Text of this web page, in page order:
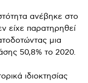
ανέβηκε στο
είχε παρατηρηθεί
μια
50,8% το 2020.
ιδιοκτησίας